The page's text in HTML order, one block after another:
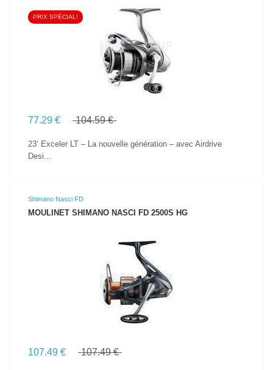
VOIR LE PRODUIT
PRIX SPÉCIAL!
77.29 € 104.59 €
23‘ Exceler LT – La nouvelle génération – avec Airdrive
Desi...
Shimano Nasci FD
MOULINET SHIMANO NASCI FD 2500S HG
VOIR LE PRODUIT
107.49 € 107.49 €